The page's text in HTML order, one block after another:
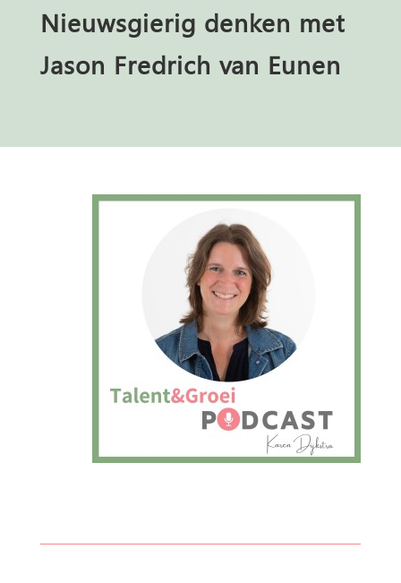
Nieuwsgierig denken met
Jason Fredrich van Eunen